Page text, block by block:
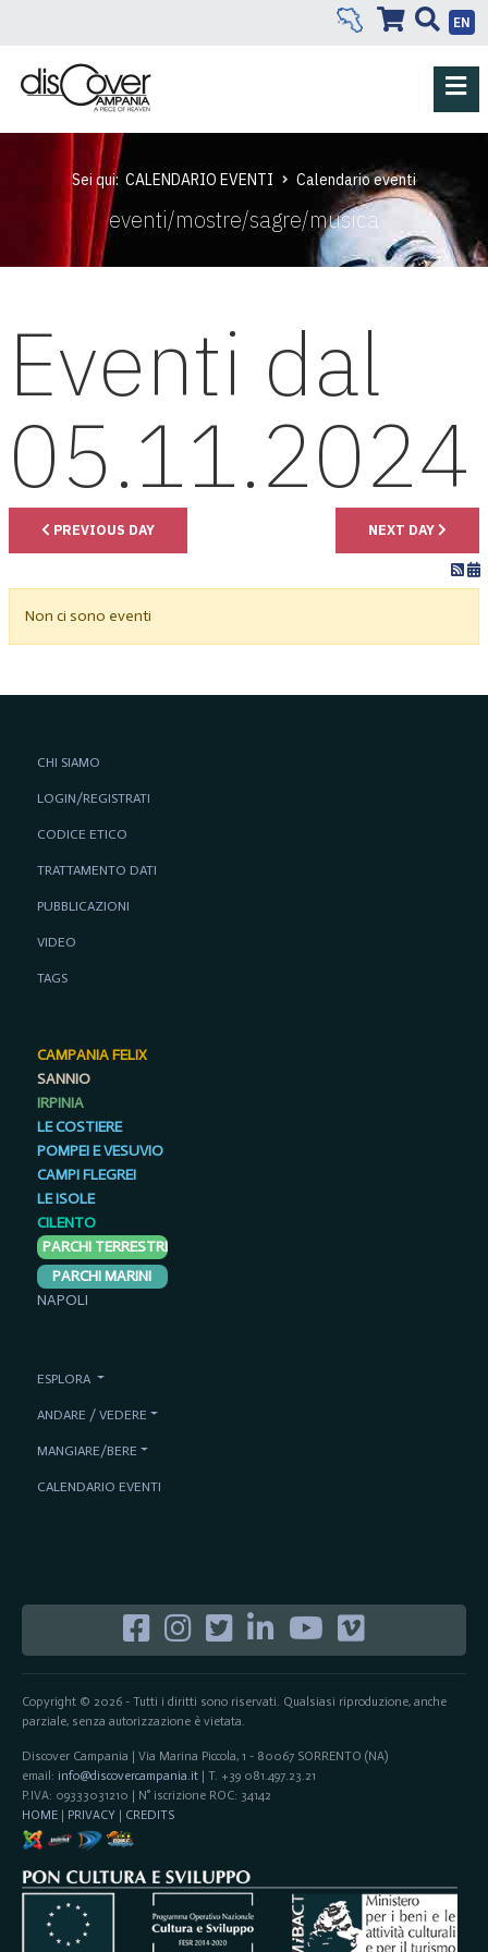
EN
Sei qui: CALENDARIO EVENTI Calendario eventi
eventi/mostre/sagre/musica
Eventi dal
05.11.2024
PREVIOUS DAY NEXT DAY
Non ci sono eventi
Copyright © 2026 - Tutti i diritti sono riservati. Qualsiasi riproduzione, anche
parziale, senza autorizzazione è vietata.
Discover Campania | Via Marina Piccola, 1 - 80067 SORRENTO (NA)
email: info@discovercampania.it| T. +39 081.497.23.21
P.IVA: 09333031210 | N° iscrizione ROC: 34142
HOME| PRIVACY | CREDITS
CHI SIAMO
LOGIN/REGISTRATI
CODICE ETICO
TRATTAMENTO DATI
PUBBLICAZIONI
VIDEO
TAGS
CAMPANIA FELIX
SANNIO
IRPINIA
LE COSTIERE
POMPEI E VESUVIO
CAMPI FLEGREI
LE ISOLE
CILENTO
PARCHI TERRESTRI
PARCHI MARINI
NAPOLI
ESPLORA
ANDARE / VEDERE
MANGIARE/BERE
CALENDARIO EVENTI